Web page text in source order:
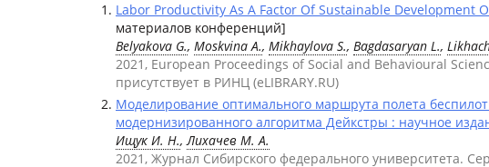
Labor Productivity As A Factor Of Sustainable Development
материалов конференций]
Belyakova G., Moskvina A., Mikhaylova S., Bagdasaryan L.,
2021, European Proceedings of Social and Behavioural
присутствует в РИНЦ (eLIBRARY.RU)
Моделирование оптимального маршрута полета
модернизированного алгоритма Дейкстры : научное
Ищук И. Н.,Лихачев М. А.
2021, Журнал Сибирского федерального университета.